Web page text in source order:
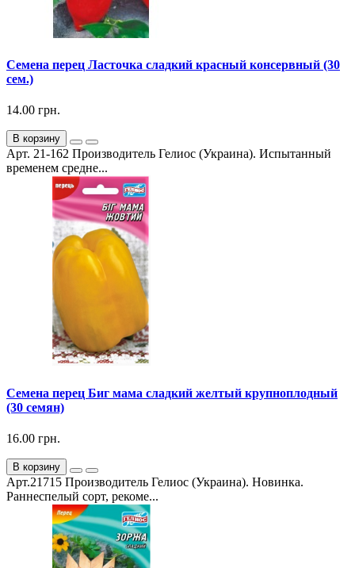
Семена перец Ласточка сладкий красный консервный (30
сем.)
14.00 грн.
В корзину
Арт. 21-162 Производитель Гелиос (Украина). Испытанный
временем средне...
Семена перец Биг мама сладкий желтый крупноплодный
(30 семян)
16.00 грн.
В корзину
Арт.21715 Производитель Гелиос (Украина). Новинка.
Раннеспелый сорт, рекоме...